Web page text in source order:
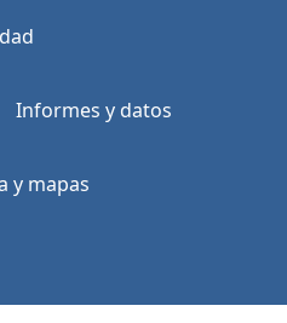
Informes y datos
y mapas